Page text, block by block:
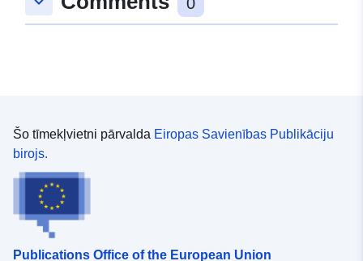
Šo tīmekļvietni pārvalda Eiropas Savienības Publikāciju
birojs.
Publications Office of the European Union